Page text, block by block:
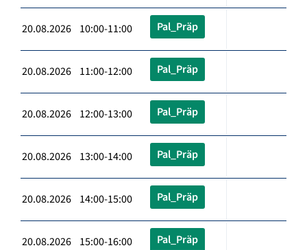
20.08.2026 10:00-11:00 Pal_Präp
20.08.2026 11:00-12:00 Pal_Präp
20.08.2026 12:00-13:00 Pal_Präp
20.08.2026 13:00-14:00 Pal_Präp
20.08.2026 14:00-15:00 Pal_Präp
20.08.2026 15:00-16:00 Pal_Präp